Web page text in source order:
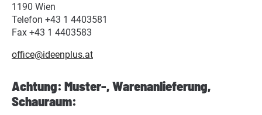
1190 Wien
Telefon +43 1 4403581
Fax +43 1 4403583
office@ideenplus.at
Achtung: Muster-, Warenanlieferung,
Schauraum: